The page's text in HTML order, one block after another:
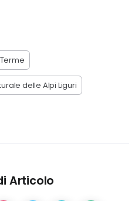
delle Alpi Liguri
Articolo